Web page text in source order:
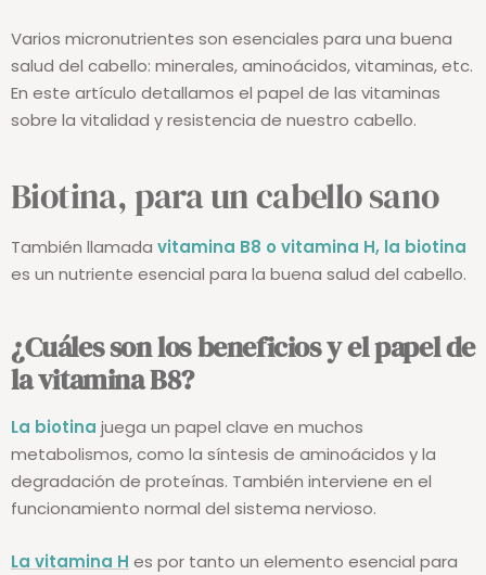
Varios micronutrientes son esenciales para una buena
salud del cabello: minerales, aminoácidos, vitaminas, etc.
En este artículo detallamos el papel de las vitaminas
sobre la vitalidad y resistencia de nuestro cabello.
Biotina, para un cabello sano
También llamada vitamina B8 o vitamina H, la biotina
es un nutriente esencial para la buena salud del cabello.
¿Cuáles son los beneficios y el papel de
la vitamina B8?
La biotina juega un papel clave en muchos
metabolismos, como la síntesis de aminoácidos y la
degradación de proteínas. También interviene en el
funcionamiento normal del sistema nervioso.
La vitamina H es por tanto un elemento esencial para